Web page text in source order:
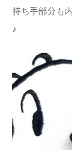
持ち手部分も
♪